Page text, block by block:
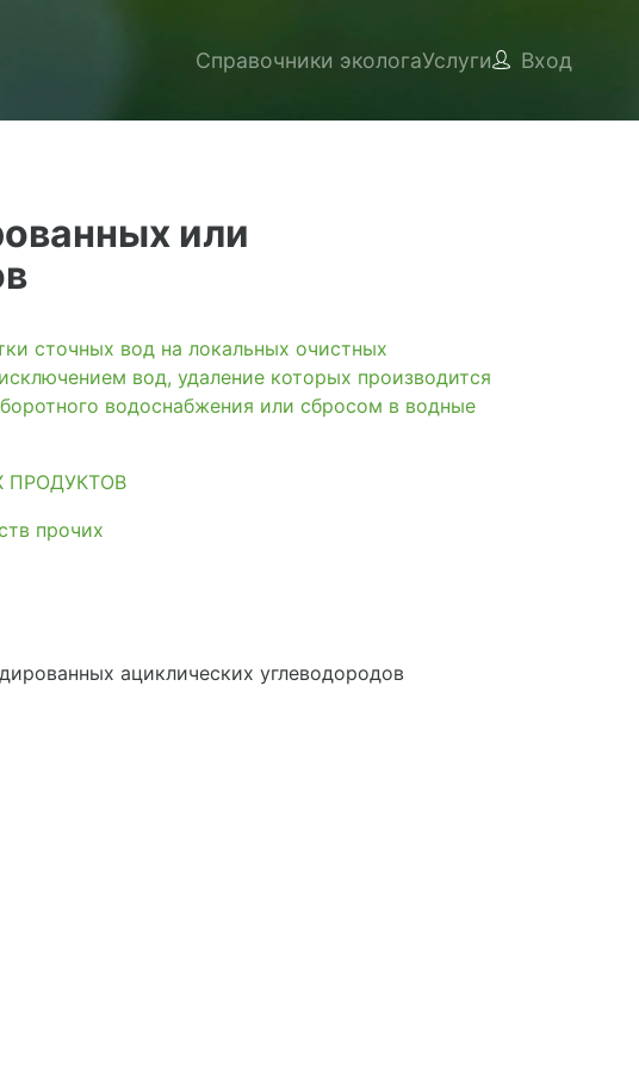
Справочники экологаУслуги Вход
или
вод на локальных очистных
вод, удаление которых производится
водоснабжения или сбросом в водные
ПРОДУКТОВ
прочих
ациклических углеводородов